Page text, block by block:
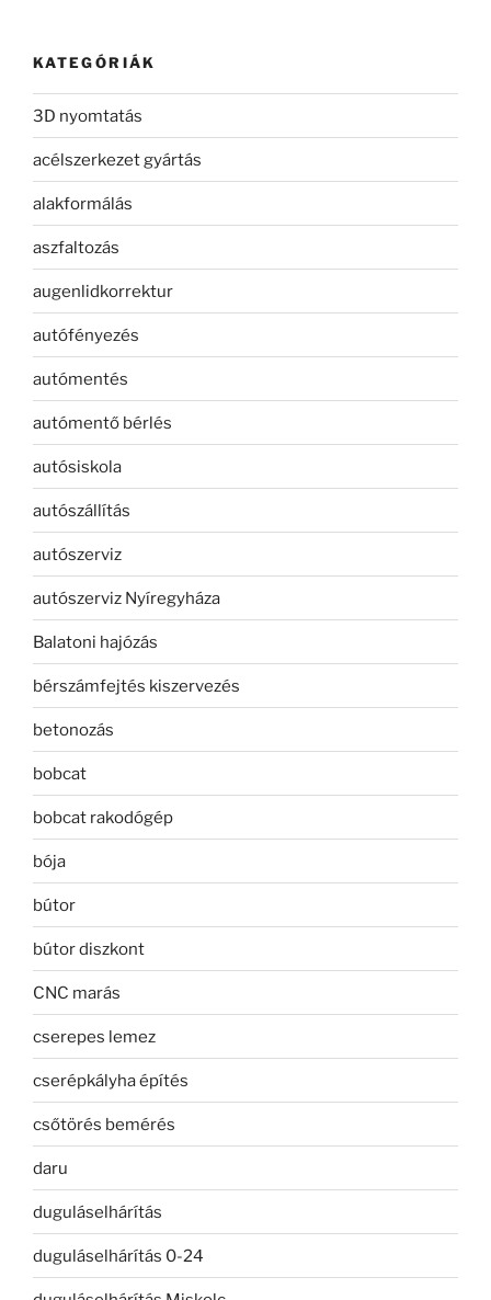
KATEGÓRIÁK
3D nyomtatás
acélszerkezet gyártás
alakformálás
aszfaltozás
augenlidkorrektur
autófényezés
autómentés
autómentő bérlés
autósiskola
autószállítás
autószerviz
autószerviz Nyíregyháza
Balatoni hajózás
bérszámfejtés kiszervezés
betonozás
bobcat
bobcat rakodógép
bója
bútor
bútor diszkont
CNC marás
cserepes lemez
cserépkályha építés
csőtörés bemérés
daru
duguláselhárítás
duguláselhárítás 0-24